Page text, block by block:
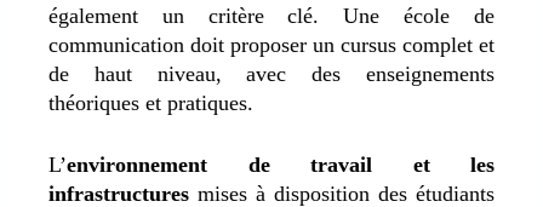
également un critère clé. Une école de
communication doit proposer un cursus complet et
de haut niveau, avec des enseignements
théoriques et pratiques.
L’environnement de travail et les
infrastructures mises à disposition des étudiants